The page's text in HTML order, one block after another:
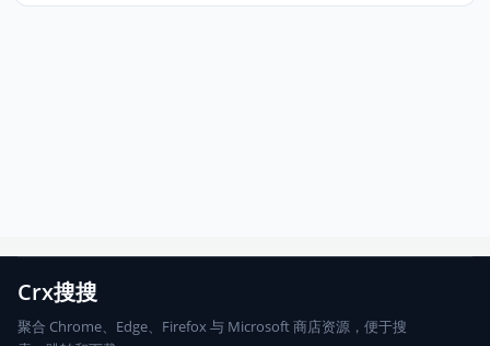
Crx搜搜
聚合 Chrome、Edge、Firefox 与 Microsoft 商店资源，便于搜